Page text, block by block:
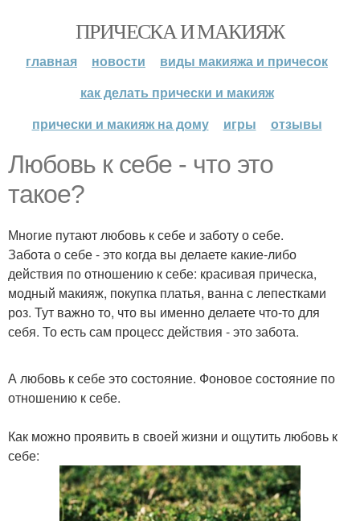
ПРИЧЕСКА И МАКИЯЖ
главная новости
виды макияжа и причесок
как делать прически и макияж
прически и макияж на дому
игры отзывы
Любовь к себе - что это
такое?
Многие путают любовь к себе и заботу о себе.
Забота о себе - это когда вы делаете какие-либо
действия по отношению к себе: красивая прическа,
модный макияж, покупка платья, ванна с лепестками
роз. Тут важно то, что вы именно делаете что-то для
себя. То есть сам процесс действия - это забота.
А любовь к себе это состояние. Фоновое состояние по
отношению к себе.
Как можно проявить в своей жизни и ощутить любовь к
себе: